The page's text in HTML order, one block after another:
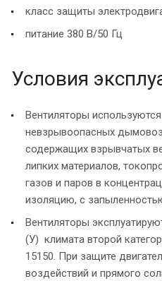
класс защиты
питание 380 В/50 Гц
Условия
Вентиляторы
невзрывоопасных
содержащих взрывчатых
липких материалов,
газов и паров в
изоляцию, с
Вентиляторы
(У) климата второй
15150. При защите
воздействий и прямого